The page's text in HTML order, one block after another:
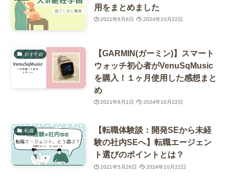
用をまとめました
2021年6月6日 2024年10月22日
おすすめ
【GARMIN(ガーミン)】スマート
ウォッチ初心者がVenuSqMusic
を購入！１ヶ月使用した感想まと
め
2021年6月1日 2024年10月22日
転職
【転職体験談：開発SEから未経
験の社内SEへ】転職エージェン
ト選びのポイントとは？
2021年5月26日 2024年10月22日